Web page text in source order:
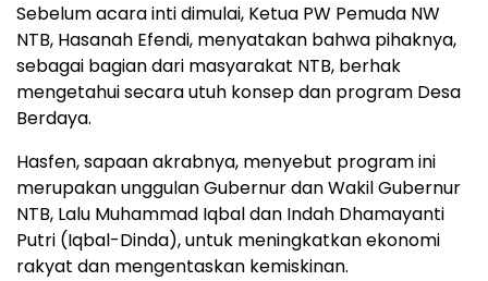
Sebelum acara inti dimulai, Ketua PW Pemuda NW
NTB, Hasanah Efendi, menyatakan bahwa pihaknya,
sebagai bagian dari masyarakat NTB, berhak
mengetahui secara utuh konsep dan program Desa
Berdaya.
Hasfen, sapaan akrabnya, menyebut program ini
merupakan unggulan Gubernur dan Wakil Gubernur
NTB, Lalu Muhammad Iqbal dan Indah Dhamayanti
Putri (Iqbal-Dinda), untuk meningkatkan ekonomi
rakyat dan mengentaskan kemiskinan.